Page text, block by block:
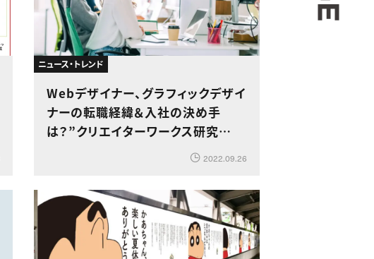
ニュース・トレンド
Webデザイナー、グラフィックデザイ
ナーの転職経緯＆入社の決め手
は？”クリエイターワークス研究
2022.09.26